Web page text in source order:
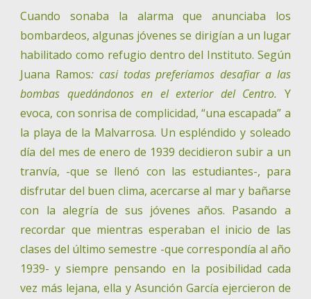
Cuando sonaba la alarma que anunciaba los
bombardeos, algunas jóvenes se dirigían a un lugar
habilitado como refugio dentro del Instituto. Según
Juana Ramos: casi todas preferíamos desafiar a las
bombas quedándonos en el exterior del Centro. Y
evoca, con sonrisa de complicidad, “una escapada” a
la playa de la Malvarrosa. Un espléndido y soleado
día del mes de enero de 1939 decidieron subir a un
tranvía, -que se llenó con las estudiantes-, para
disfrutar del buen clima, acercarse al mar y bañarse
con la alegría de sus jóvenes años. Pasando a
recordar que mientras esperaban el inicio de las
clases del último semestre -que correspondía al año
1939- y siempre pensando en la posibilidad cada
vez más lejana, ella y Asunción García ejercieron de